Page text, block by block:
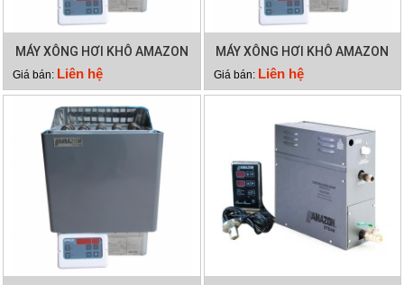
MÁY XÔNG HƠI KHÔ AMAZON
9KW
Giá bán: Liên hệ
MÁY XÔNG HƠI KHÔ AMAZON
4,5KW
Giá bán: Liên hệ